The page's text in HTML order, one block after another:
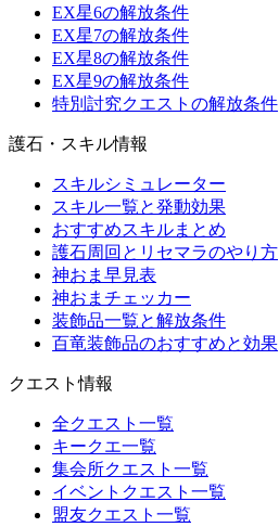
EX星6の解放条件
EX星7の解放条件
EX星8の解放条件
EX星9の解放条件
特別討究クエストの解放条件
護石・スキル情報
スキルシミュレーター
スキル一覧と発動効果
おすすめスキルまとめ
護石周回とリセマラのやり方
神おま早見表
神おまチェッカー
装飾品一覧と解放条件
百竜装飾品のおすすめと効果
クエスト情報
全クエスト一覧
キークエ一覧
集会所クエスト一覧
イベントクエスト一覧
盟友クエスト一覧